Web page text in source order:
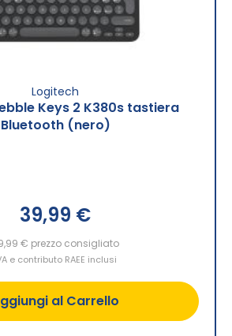
Logitech
Keys 2 K380s tastiera
Bluetooth (nero)
39,99 €
€ prezzo consigliato
e contributo RAEE inclusi
al Carrello